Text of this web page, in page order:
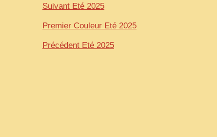
Suivant Eté 2025
Premier Couleur Eté 2025
Précédent Eté 2025